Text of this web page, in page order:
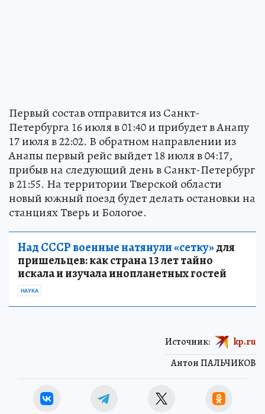
Первый состав отправится из Санкт-
Петербурга 16 июля в 01:40 и прибудет в Анапу
17 июля в 22:02. В обратном направлении из
Анапы первый рейс выйдет 18 июля в 04:17,
прибыв на следующий день в Санкт-Петербург
в 21:55. На территории Тверской области
новый южный поезд будет делать остановки на
станциях Тверь и Бологое.
Над СССР военные натянули «сетку»для
пришельцев: как страна 13 лет тайно
искала и изучала инопланетных гостей
НАУКА
Антон ПАЛЬЧИКОВ
Источник: kp.ru